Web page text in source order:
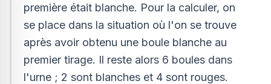
première était blanche. Pour la calculer, on
se place dans la situation où l'on se trouve
après avoir obtenu une boule blanche au
premier tirage. Il reste alors 6 boules dans
l'urne ; 2 sont blanches et 4 sont rouges.